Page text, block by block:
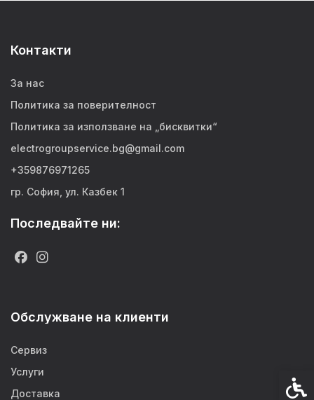
Контакти
За нас
Политика за поверителност
Политика за използване на „бисквитки“
electrogroupservice.bg@gmail.com
+359876971265
гр. София, ул. Казбек 1
Последвайте ни:
Обслужване на клиенти
Сервиз
Услуги
Доставка